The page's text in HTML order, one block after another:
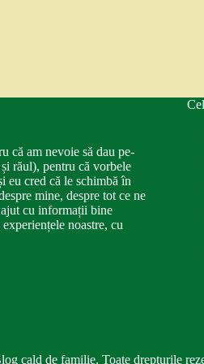
că am nevoie să dau pe-
răul), pentru că vorbele
eu cred că le schimbă în
mine, despre tot ce ne
cu informații bine
noastre, cu
cald de familie. Toate drepturile